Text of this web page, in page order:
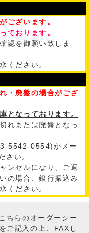
ございます。
ております。
認を御願い致しま
ください。
・廃盤の場合がござ
となっております。
れまたは廃盤となっ
5542-0554)かメー
さい。
ンセルになり、ご返
の場合、銀行振込み
ください。
ちらのオーダーシー
ご記入の上、FAXし